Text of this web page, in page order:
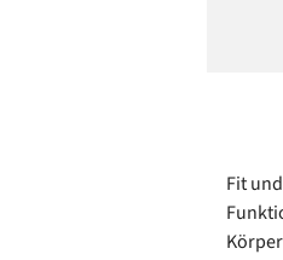
Fit